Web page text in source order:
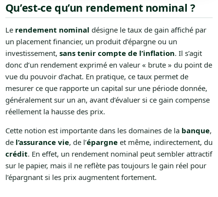
Qu’est-ce qu’un rendement nominal ?
Le rendement nominal désigne le taux de gain affiché par
un placement financier, un produit d’épargne ou un
investissement, sans tenir compte de l’inflation. Il s’agit
donc d’un rendement exprimé en valeur « brute » du point de
vue du pouvoir d’achat. En pratique, ce taux permet de
mesurer ce que rapporte un capital sur une période donnée,
généralement sur un an, avant d’évaluer si ce gain compense
réellement la hausse des prix.
Cette notion est importante dans les domaines de la banque,
de l’assurance vie, de l’épargneet même, indirectement, du
crédit. En effet, un rendement nominal peut sembler attractif
sur le papier, mais il ne reflète pas toujours le gain réel pour
l’épargnant si les prix augmentent fortement.